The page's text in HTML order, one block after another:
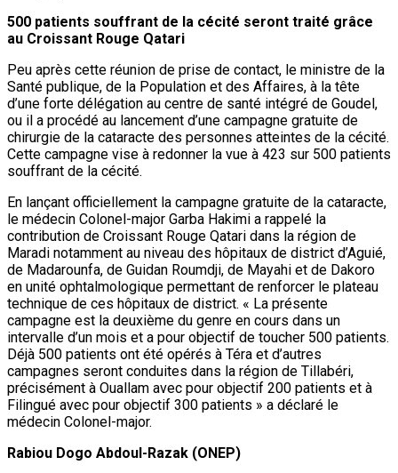
500 patients souffrant de la cécité seront traité grâce
au Croissant Rouge Qatari
Peu après cette réunion de prise de contact, le ministre de la
Santé publique, de la Population et des Affaires, à la tête
d’une forte délégation au centre de santé intégré de Goudel,
ou il a procédé au lancement d’une campagne gratuite de
chirurgie de la cataracte des personnes atteintes de la cécité.
Cette campagne vise à redonner la vue à 423 sur 500 patients
souffrant de la cécité.
En lançant officiellement la campagne gratuite de la cataracte,
le médecin Colonel-major Garba Hakimi a rappelé la
contribution de Croissant Rouge Qatari dans la région de
Maradi notamment au niveau des hôpitaux de district d’Aguié,
de Madarounfa, de Guidan Roumdji, de Mayahi et de Dakoro
en unité ophtalmologique permettant de renforcer le plateau
technique de ces hôpitaux de district. « La présente
campagne est la deuxième du genre en cours dans un
intervalle d’un mois et a pour objectif de toucher 500 patients.
Déjà 500 patients ont été opérés à Téra et d’autres
campagnes seront conduites dans la région de Tillabéri,
précisément à Ouallam avec pour objectif 200 patients et à
Filingué avec pour objectif 300 patients » a déclaré le
médecin Colonel-major.
Rabiou Dogo Abdoul-Razak (ONEP)